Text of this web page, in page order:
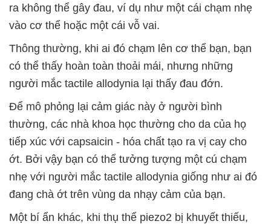
ra không thể gây đau, ví dụ như một cái chạm nhẹ
vào cơ thể hoặc một cái vỗ vai.
Thông thường, khi ai đó chạm lên cơ thể bạn, bạn
có thể thấy hoàn toàn thoải mái, nhưng những
người mắc tactile allodynia lại thấy đau đớn.
Để mô phỏng lại cảm giác này ở người bình
thường, các nhà khoa học thường cho da của họ
tiếp xúc với capsaicin - hóa chất tạo ra vị cay cho
ớt. Bởi vậy bạn có thể tưởng tượng một cú chạm
nhẹ với người mắc tactile allodynia giống như ai đó
đang chà ớt trên vùng da nhạy cảm của bạn.
Một bí ẩn khác, khi thụ thể piezo2 bị khuyết thiếu,